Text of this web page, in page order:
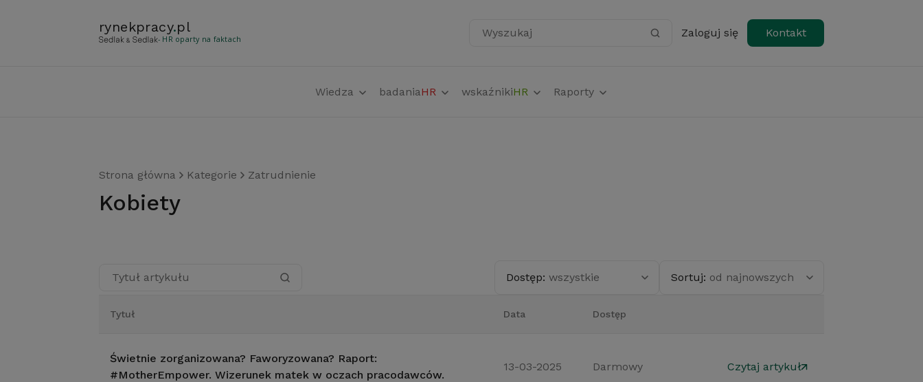
rynekpracy.pl
- HR oparty na faktach Wyszukaj Zaloguj się Kontakt
Wiedza badaniaHR wskaźnikiHR Raporty
Strona główna Kategorie Zatrudnienie
kobiety
Dostęp: wszystkie Sortuj: od najnowszych
Tytuł Data Dostęp
Świetnie zorganizowana? Faworyzowana? Raport:
#MotherEmpower. Wizerunek matek w oczach pracodawców.
13-03-2025 Darmowy Czytaj artykuł